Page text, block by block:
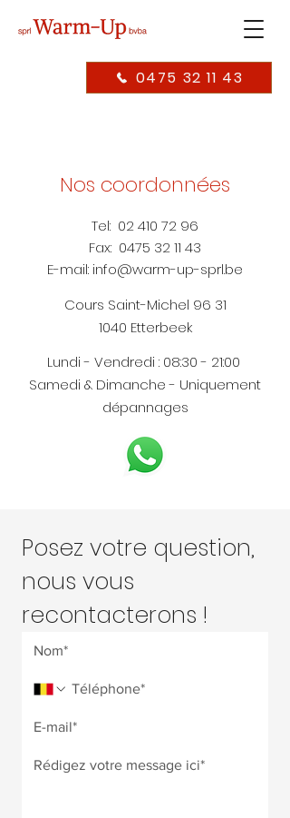
0475 32 11 43
Nos coordonnées
Tel: 02 410 72 96
Fax: 0475 32 11 43
E-mail: info@warm-up-sprl.be
Cours Saint-Michel 96 31
1040 Etterbeek
Lundi - Vendredi : 08:30 - 21:00
Samedi & Dimanche - Uniquement
dépannages
Posez votre question,
nous vous
recontacterons !